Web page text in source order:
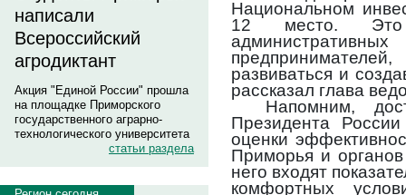
написали
Всероссийский
агродиктант
Акция "Единой России" прошла
на площадке Приморского
государственного аграрно-
технологического университета
статьи раздела
Национальном
12 место.
развиваться и
рассказал глава
Напомним,
Президента
оценки
Приморья и
него входят
комфортных